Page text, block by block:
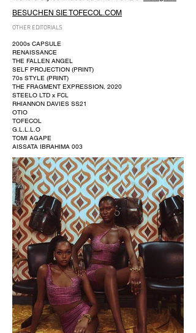
BESUCHEN SIE TOFECOL.COM
OTHER EDITORIALS
2000s CAPSULE
RENAISSANCE
THE FALLEN ANGEL
SELF PROJECTION (PRINT)
70s STYLE (PRINT)
THE FRAGMENT EXPRESSION, 2020
STEELO LTD x FCL
RHIANNON DAVIES SS21
OTIO
TOFECOL
G.L.L.L.O
TOMI AGAPE
AISSATA IBRAHIMA 003